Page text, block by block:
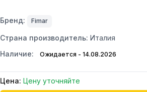
Бренд: Fimar
Страна производитель: Италия
Наличие:
Ожидается - 14.08.2026
Цена: Цену уточняйте